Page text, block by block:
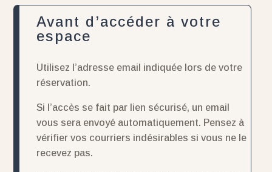
Avant d’accéder à votre
espace
Utilisez l’adresse email indiquée lors de votre
réservation.
Si l’accès se fait par lien sécurisé, un email
vous sera envoyé automatiquement. Pensez à
vérifier vos courriers indésirables si vous ne le
recevez pas.